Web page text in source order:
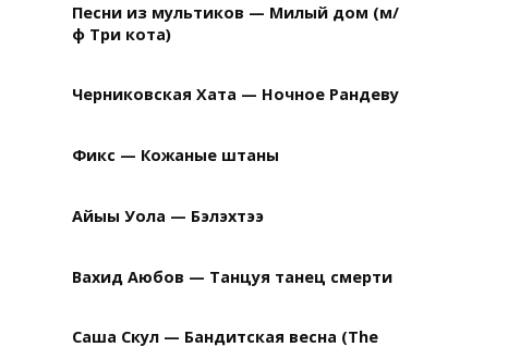
Песни из мультиков — Милый дом (м/
ф Три кота)
Черниковская Хата — Ночное Рандеву
Фикс — Кожаные штаны
Айыы Уола — Бэлэхтээ
Вахид Аюбов — Танцуя танец смерти
Саша Скул — Бандитская весна (The